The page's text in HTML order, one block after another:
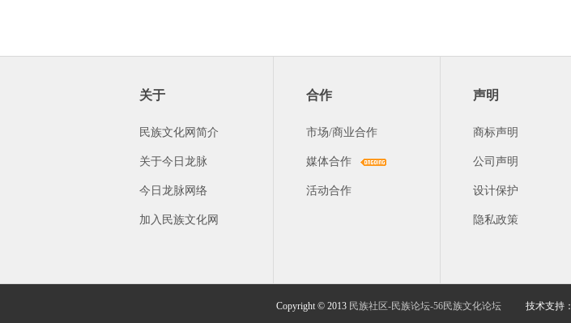
关于
民族文化网简介
关于今日龙脉
今日龙脉网络
加入民族文化网
合作
市场/商业合作
媒体合作
活动合作
声明
商标声明
公司声明
设计保护
隐私政策
Copyright © 2013 民族社区-民族论坛-56民族文化论坛 技术支持：